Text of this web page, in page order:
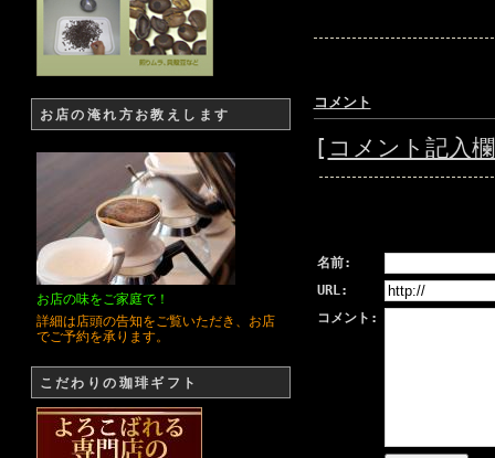
お店の淹れ方お教えします
お店の味をご家庭で！
詳細は店頭の告知をご覧いただき、お店
でご予約を承ります。
こだわりの珈琲ギフト
コメント
[ コメント記入
名前:
URL:
コメント: